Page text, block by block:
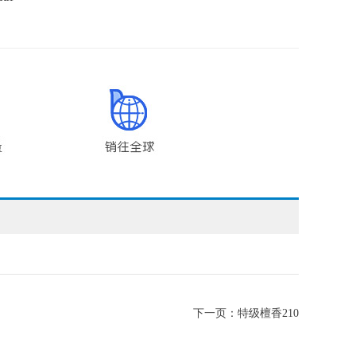
下一页： 特级檀香210